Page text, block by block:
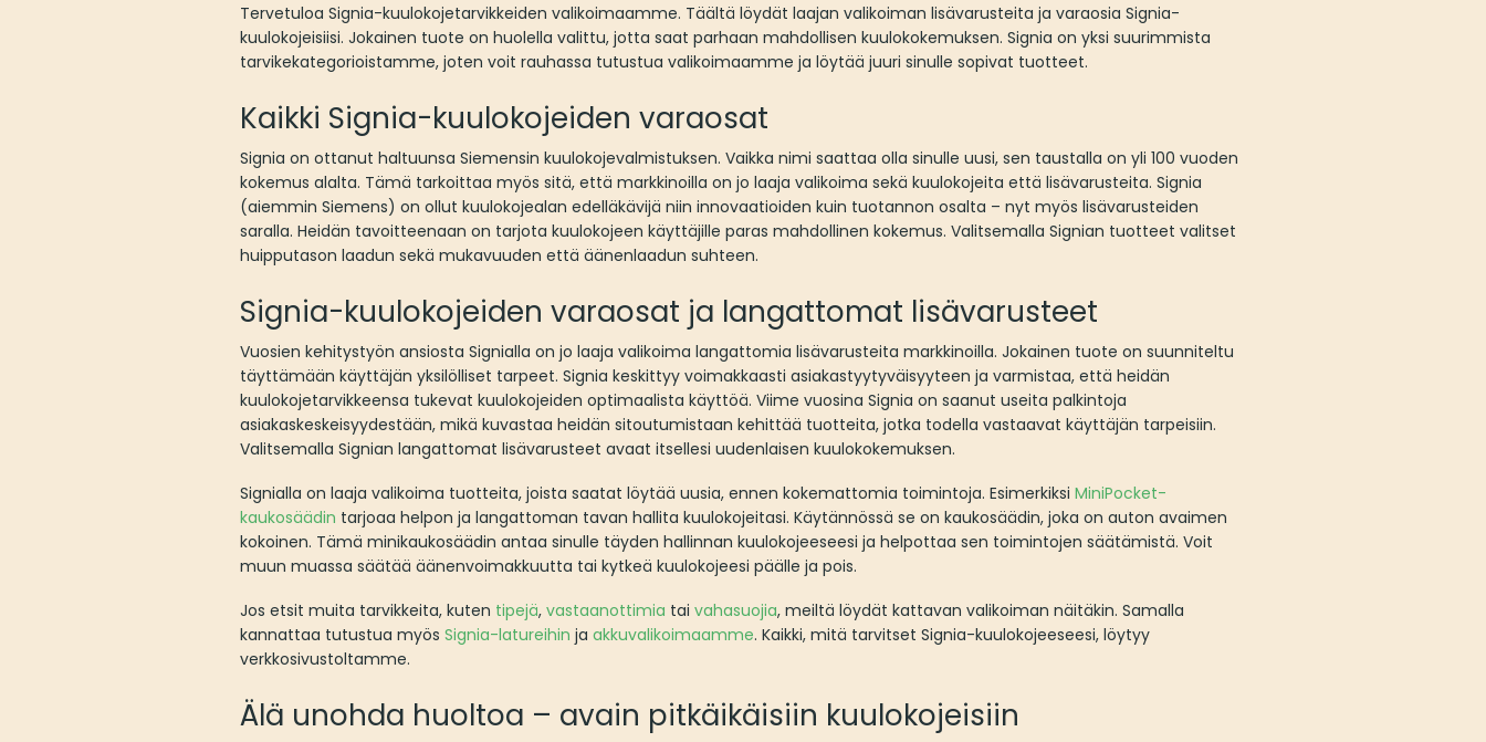
Tervetuloa Signia-kuulokojetarvikkeiden valikoimaamme. Täältä löydät laajan valikoiman lisävarusteita ja varaosia Signia-
kuulokojeisiisi. Jokainen tuote on huolella valittu, jotta saat parhaan mahdollisen kuulokokemuksen. Signia on yksi suurimmista
tarvikekategorioistamme, joten voit rauhassa tutustua valikoimaamme ja löytää juuri sinulle sopivat tuotteet.
Kaikki Signia-kuulokojeiden varaosat
Signia on ottanut haltuunsa Siemensin kuulokojevalmistuksen. Vaikka nimi saattaa olla sinulle uusi, sen taustalla on yli 100 vuoden
kokemus alalta. Tämä tarkoittaa myös sitä, että markkinoilla on jo laaja valikoima sekä kuulokojeita että lisävarusteita. Signia
(aiemmin Siemens) on ollut kuulokojealan edelläkävijä niin innovaatioiden kuin tuotannon osalta – nyt myös lisävarusteiden
saralla. Heidän tavoitteenaan on tarjota kuulokojeen käyttäjille paras mahdollinen kokemus. Valitsemalla Signian tuotteet valitset
huipputason laadun sekä mukavuuden että äänenlaadun suhteen.
Signia-kuulokojeiden varaosat ja langattomat lisävarusteet
Vuosien kehitystyön ansiosta Signialla on jo laaja valikoima langattomia lisävarusteita markkinoilla. Jokainen tuote on suunniteltu
täyttämään käyttäjän yksilölliset tarpeet. Signia keskittyy voimakkaasti asiakastyytyväisyyteen ja varmistaa, että heidän
kuulokojetarvikkeensa tukevat kuulokojeiden optimaalista käyttöä. Viime vuosina Signia on saanut useita palkintoja
asiakaskeskeisyydestään, mikä kuvastaa heidän sitoutumistaan kehittää tuotteita, jotka todella vastaavat käyttäjän tarpeisiin.
Valitsemalla Signian langattomat lisävarusteet avaat itsellesi uudenlaisen kuulokokemuksen.
Signialla on laaja valikoima tuotteita, joista saatat löytää uusia, ennen kokemattomia toimintoja. Esimerkiksi MiniPocket-
kaukosäädin tarjoaa helpon ja langattoman tavan hallita kuulokojeitasi. Käytännössä se on kaukosäädin, joka on auton avaimen
kokoinen. Tämä minikaukosäädin antaa sinulle täyden hallinnan kuulokojeeseesi ja helpottaa sen toimintojen säätämistä. Voit
muun muassa säätää äänenvoimakkuutta tai kytkeä kuulokojeesi päälle ja pois.
Jos etsit muita tarvikkeita, kuten tipejä, vastaanottimia tai vahasuojia, meiltä löydät kattavan valikoiman näitäkin. Samalla
kannattaa tutustua myös Signia-latureihin ja akkuvalikoimaamme. Kaikki, mitä tarvitset Signia-kuulokojeeseesi, löytyy
verkkosivustoltamme.
Älä unohda huoltoa – avain pitkäikäisiin kuulokojeisiin